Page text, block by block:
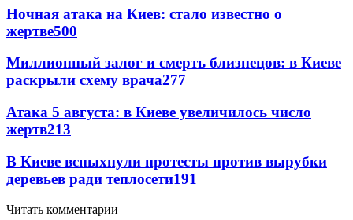
Ночная атака на Киев: стало известно о
жертве500
Миллионный залог и смерть близнецов: в Киеве
раскрыли схему врача277
Атака 5 августа: в Киеве увеличилось число
жертв213
В Киеве вспыхнули протесты против вырубки
деревьев ради теплосети191
Читать комментарии